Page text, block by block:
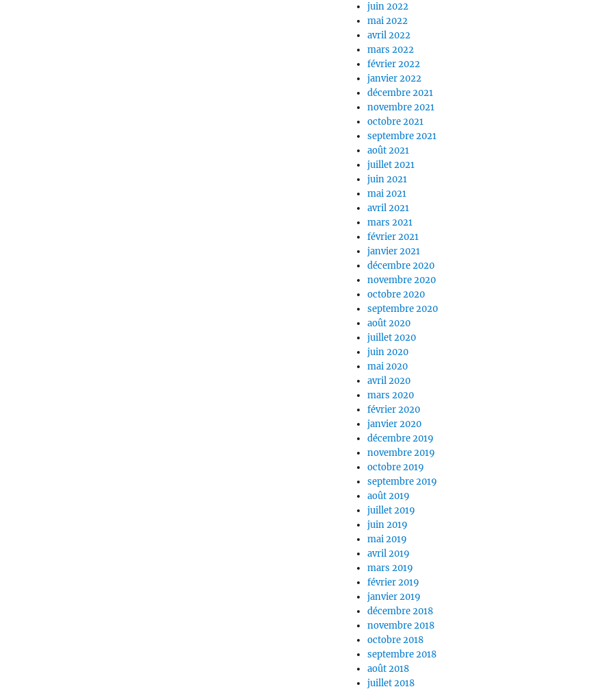
juin 2022
mai 2022
avril 2022
mars 2022
février 2022
janvier 2022
décembre 2021
novembre 2021
octobre 2021
septembre 2021
août 2021
juillet 2021
juin 2021
mai 2021
avril 2021
mars 2021
février 2021
janvier 2021
décembre 2020
novembre 2020
octobre 2020
septembre 2020
août 2020
juillet 2020
juin 2020
mai 2020
avril 2020
mars 2020
février 2020
janvier 2020
décembre 2019
novembre 2019
octobre 2019
septembre 2019
août 2019
juillet 2019
juin 2019
mai 2019
avril 2019
mars 2019
février 2019
janvier 2019
décembre 2018
novembre 2018
octobre 2018
septembre 2018
août 2018
juillet 2018